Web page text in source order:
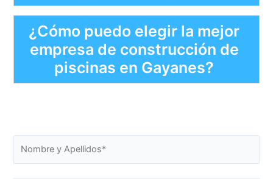
¿Cómo puedo elegir la mejor
empresa de construcción de
piscinas en Gayanes?